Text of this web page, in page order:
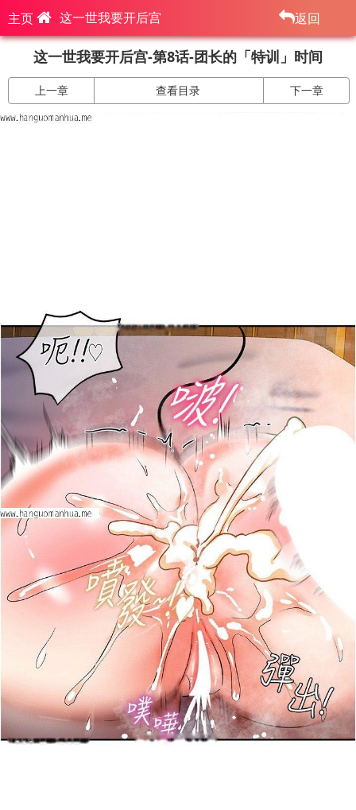
主页 这一世我要开后宫 返回
这一世我要开后宫-第8话-团长的「特训」时间
上一章 查看目录 下一章